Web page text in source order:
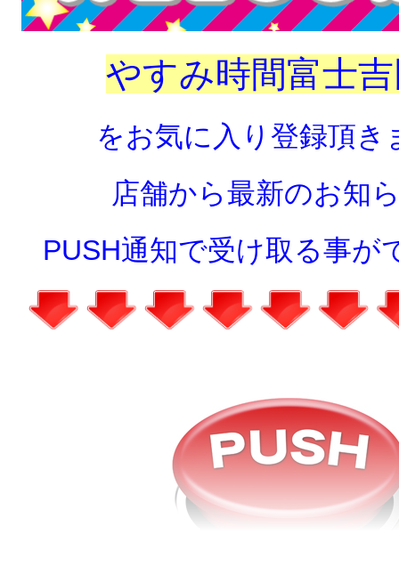
やすみ時間富士
をお気に入り登録頂き
店舗から最新のお知
PUSH通知で受け取る事が